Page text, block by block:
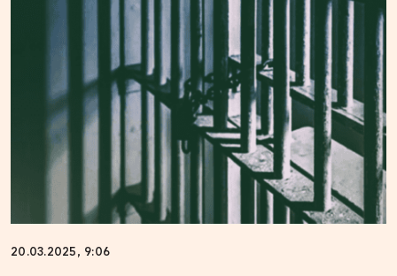
20.03.2025, 9:06